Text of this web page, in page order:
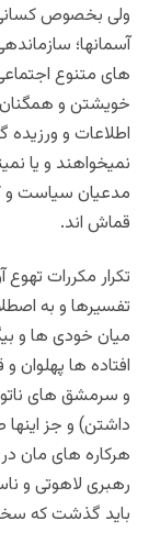
ولی بخصوص کسانی
آسمانها؛
های متنوع
خویشتن و
اطلاعات و ورزیده
نمیخواهند و یا
مدعیان سیاست و
قماش اند.
تکرار مکررات
تفسیرها و به
میان خودی ها و
افتاده ها پهلوان
و سرمشق های
هرکاره های مان
رهبری لاهوتی و
باید گذشت که